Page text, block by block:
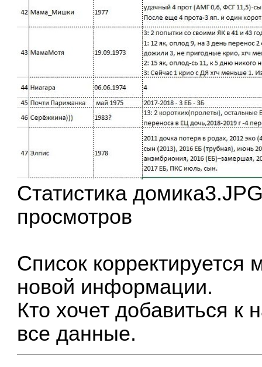
Статистика
просмотров
Список
новой информации.
Кто хочет добавиться
все данные.